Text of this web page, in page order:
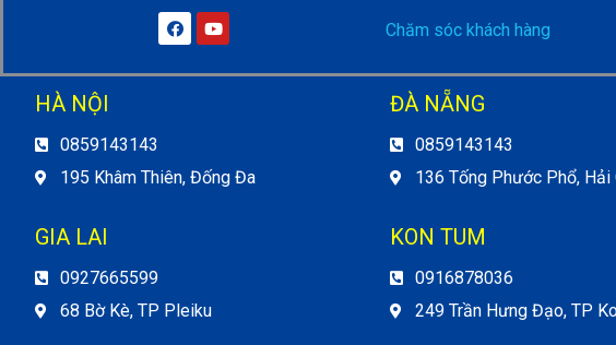
Chăm sóc khách hàng
HÀ NỘI
0859143143
195 Khâm Thiên, Đống Đa
ĐÀ NẴNG
0859143143
136 Tống Phước Phổ, Hải
GIA LAI
0927665599
68 Bờ Kè, TP Pleiku
KON TUM
0916878036
249 Trần Hưng Đạo, TP